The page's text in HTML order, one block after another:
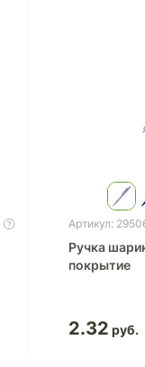
Артикул:
Ручка
покрытие
2.32